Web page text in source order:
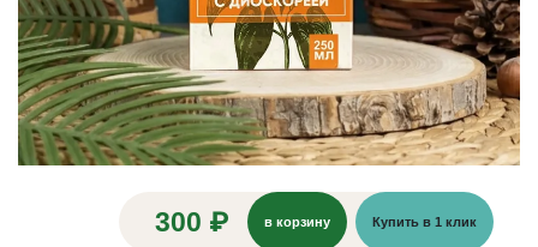
300 ₽ в корзину Купить в 1 клик